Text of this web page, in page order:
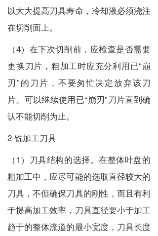
以大大提高刀具寿命，冷却液必须浇注
在切削面上。
（4）在下次切削前，应检查是否需要
更换刀片，粗加工时应充分利用已“崩
刃”的刀片，不要匆忙决定放弃该刀
片。可以继续使用已“崩刃”刀片直到确
认不能切削为止。
2 铣加工刀具
（1）刀具结构的选择。在整体叶盘的
粗加工中，应尽可能的选取直径较大的
刀具，不但确保刀具的刚性，而且有利
于提高加工效率，刀具直径要小于加工
趋于的整体流道的最小宽度，刀具长度